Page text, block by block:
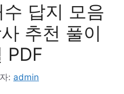
답지 모음
추천 풀이
PDF
: admin